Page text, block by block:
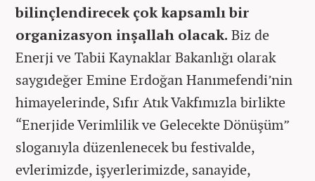
bilinçlendirecek çok kapsamlı bir
organizasyon inşallah olacak. Biz de
Enerji ve Tabii Kaynaklar Bakanlığı olarak
saygıdeğer Emine Erdoğan Hanımefendi’nin
himayelerinde, Sıfır Atık Vakfımızla birlikte
“Enerjide Verimlilik ve Gelecekte Dönüşüm”
sloganıyla düzenlenecek bu festivalde,
evlerimizde, işyerlerimizde, sanayide,